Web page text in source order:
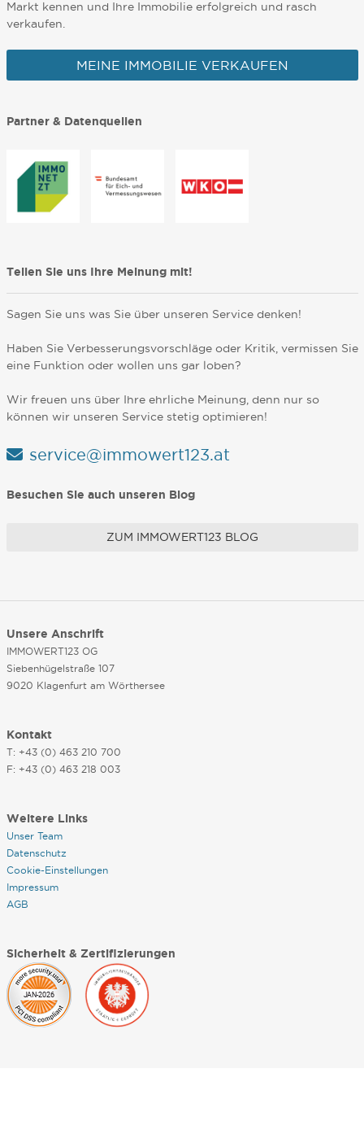
Markt kennen und Ihre Immobilie erfolgreich und rasch
verkaufen.
MEINE IMMOBILIE VERKAUFEN
Partner & Datenquellen
Teilen Sie uns Ihre Meinung mit!
Sagen Sie uns was Sie über unseren Service denken!
Haben Sie Verbesserungsvorschläge oder Kritik, vermissen Sie
eine Funktion oder wollen uns gar loben?
Wir freuen uns über Ihre ehrliche Meinung, denn nur so
können wir unseren Service stetig optimieren!
service@immowert123.at
Besuchen Sie auch unseren Blog
ZUM IMMOWERT123 BLOG
Unsere Anschrift
IMMOWERT123 OG
Siebenhügelstraße 107
9020 Klagenfurt am Wörthersee
Kontakt
T: +43 (0) 463 210 700
F: +43 (0) 463 218 003
Weitere Links
Unser Team
Datenschutz
Cookie-Einstellungen
Impressum
AGB
Sicherheit & Zertifizierungen